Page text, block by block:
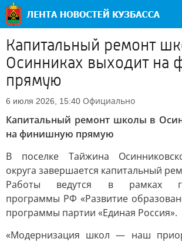
Капитальный ремонт
Осинниках выходит на
прямую
6 июля 2026, 15:40 Официально
Капитальный ремонт школы в
на финишную прямую
В поселке Тайжина
округа завершается капитальный
Работы ведутся в рамках
программы РФ «Развитие
программы партии «Единая Россия».
«Модернизация школ — наш